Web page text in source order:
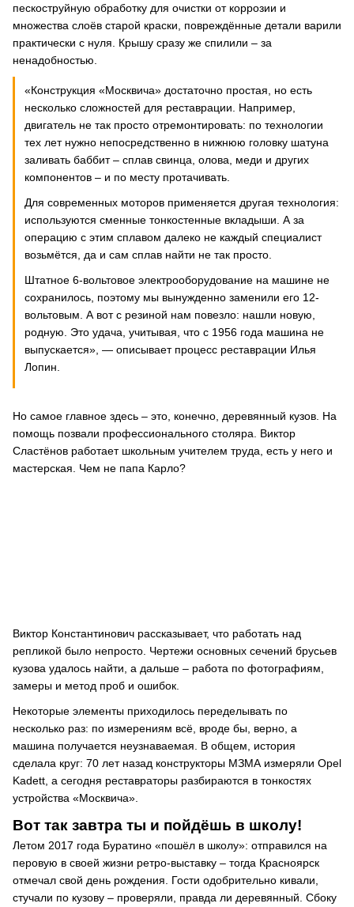
пескоструйную обработку для очистки от коррозии и
множества слоёв старой краски, повреждённые детали варили
практически с нуля. Крышу сразу же спилили – за
ненадобностью.
«Конструкция «Москвича» достаточно простая, но есть
несколько сложностей для реставрации. Например,
двигатель не так просто отремонтировать: по технологии
тех лет нужно непосредственно в нижнюю головку шатуна
заливать баббит – сплав свинца, олова, меди и других
компонентов – и по месту протачивать.
Для современных моторов применяется другая технология:
используются сменные тонкостенные вкладыши. А за
операцию с этим сплавом далеко не каждый специалист
возьмётся, да и сам сплав найти не так просто.
Штатное 6-вольтовое электрооборудование на машине не
сохранилось, поэтому мы вынужденно заменили его 12-
вольтовым. А вот с резиной нам повезло: нашли новую,
родную. Это удача, учитывая, что с 1956 года машина не
выпускается», — описывает процесс реставрации Илья
Лопин.
Но самое главное здесь – это, конечно, деревянный кузов. На
помощь позвали профессионального столяра. Виктор
Сластёнов работает школьным учителем труда, есть у него и
мастерская. Чем не папа Карло?
Виктор Константинович рассказывает, что работать над
репликой было непросто. Чертежи основных сечений брусьев
кузова удалось найти, а дальше – работа по фотографиям,
замеры и метод проб и ошибок.
Некоторые элементы приходилось переделывать по
несколько раз: по измерениям всё, вроде бы, верно, а
машина получается неузнаваемая. В общем, история
сделала круг: 70 лет назад конструкторы МЗМА измеряли Opel
Kadett, а сегодня реставраторы разбираются в тонкостях
устройства «Москвича».
Вот так завтра ты и пойдёшь в школу!
Летом 2017 года Буратино «пошёл в школу»: отправился на
перовую в своей жизни ретро-выставку – тогда Красноярск
отмечал свой день рождения. Гости одобрительно кивали,
стучали по кузову – проверяли, правда ли деревянный. Сбоку